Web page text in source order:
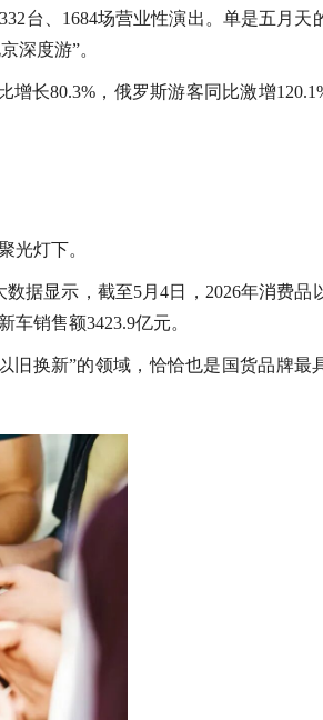
台、1684场营业性演出。单是五月天
深度游”。
增长80.3%，俄罗斯游客同比激增
光灯下。
据显示，截至5月4日，2026年消费品
车销售额3423.9亿元。
换新”的领域，恰恰也是国货品牌最